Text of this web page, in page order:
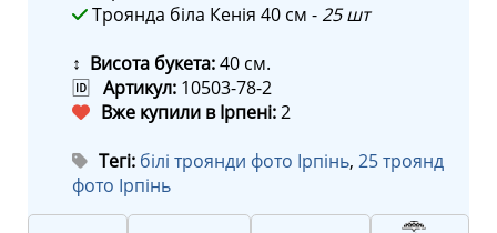
Троянда біла Кенія 40 см -25 шт
↕ Висота букета:40 см.
🆔 Артикул: 10503-78-2
Вже купили в Ірпені:2
Тегі: білі троянди фото Ірпінь, 25 троянд
фото Ірпінь